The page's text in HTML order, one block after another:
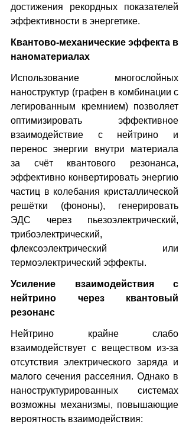
достижения рекордных показателей
эффективности в энергетике.
Квантово-механические эффекта в
наноматериалах
Использование многослойных
наноструктур (графен в комбинации с
легированным кремнием) позволяет
оптимизировать эффективное
взаимодействие с нейтрино и
перенос энергии внутри материала
за счёт квантового резонанса,
эффективно конвертировать энергию
частиц в колебания кристаллической
решётки (фононы), генерировать
ЭДС через пьезоэлектрический,
трибоэлектрический,
флексоэлектрический или
термоэлектрический эффекты.
Усиление взаимодействия с
нейтрино через квантовый
резонанс
Нейтрино крайне слабо
взаимодействует с веществом из-за
отсутствия электрического заряда и
малого сечения рассеяния. Однако в
наноструктурированных системах
возможны механизмы, повышающие
вероятность взаимодействия: